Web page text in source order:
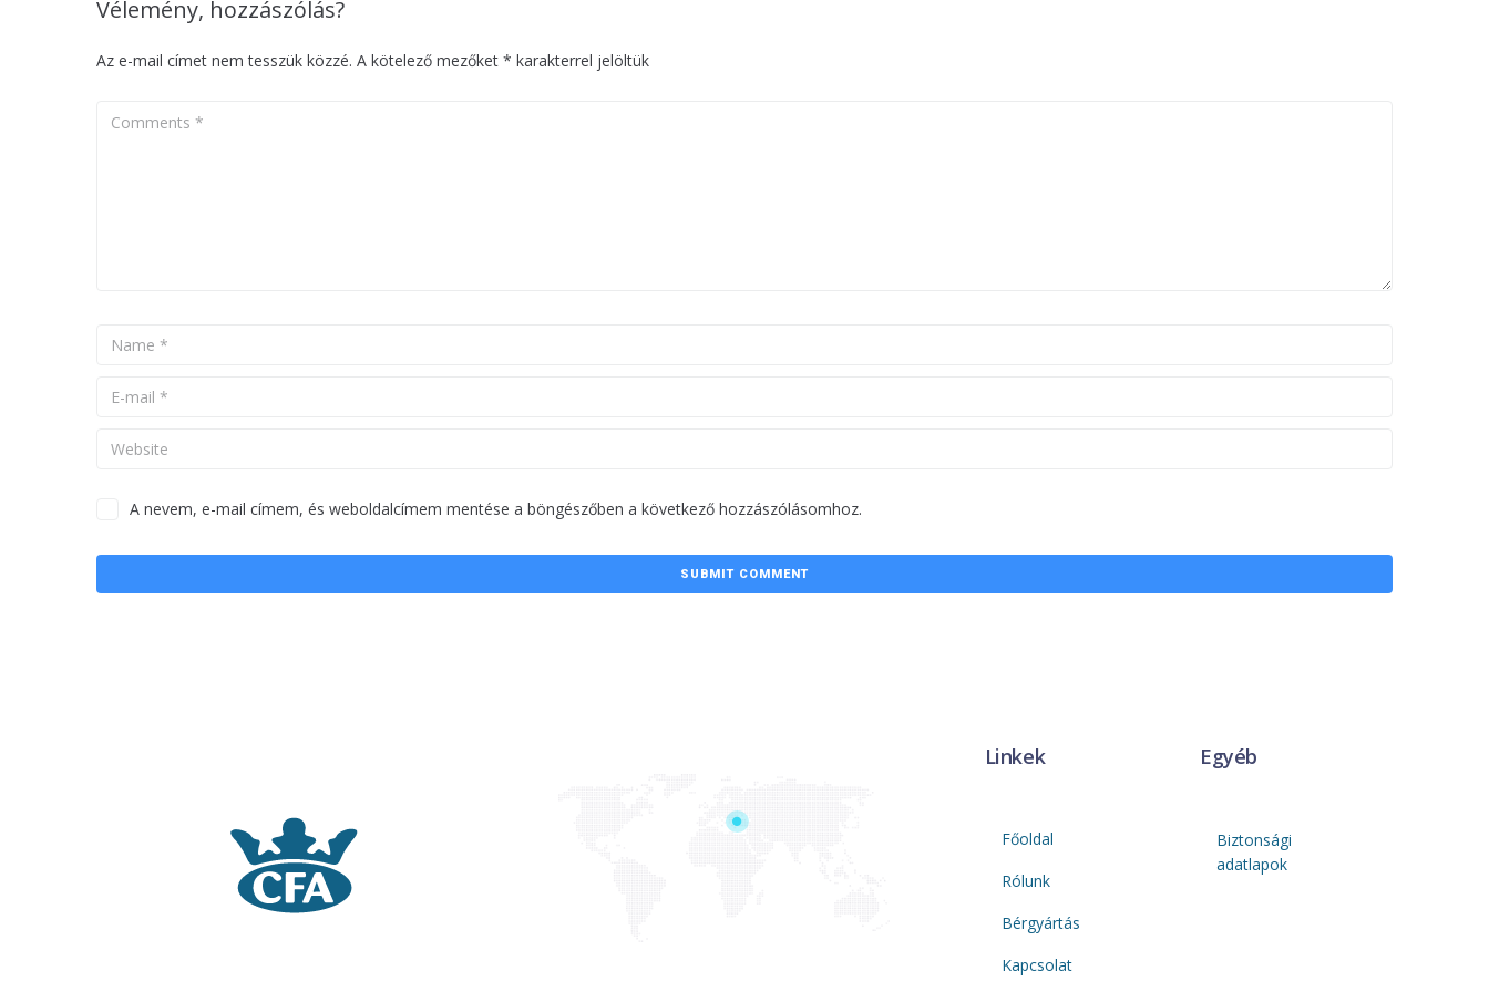
Vélemény, hozzászólás?
Az e-mail címet nem tesszük közzé. A kötelező mezőket * karakterrel jelöltük
A nevem, e-mail címem, és weboldalcímem mentése a böngészőben a következő hozzászólásomhoz.
Linkek
Főoldal
Rólunk
Bérgyártás
Kapcsolat
Egyéb
Biztonsági
adatlapok